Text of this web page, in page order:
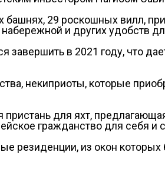
башнях, 29 роскошных вилл,
и других удобств
завершить в 2021 году,
некиприоты, которые
пристань для яхт,
гражданство для себя и
резиденции, из окон